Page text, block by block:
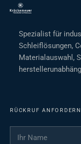
Spezialist für
Schleiflösungen,
Materialauswahl,
RÜCKRUF ANFORDERN
Ihr Name